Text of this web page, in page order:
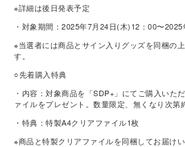
※詳細は後日発表予定
・対象期間：2025年7月24日(木)12：00〜
※当選者には商品とサイン入りグッズを同梱の
す。
○先着購入特典
・内容：対象商品を「SDP+」にてご購入いた
ァイルをプレゼント。数量限定、無くなり次第
・特典：特製A4クリアファイル1枚
※商品と特製クリアファイルを同梱してお届けい